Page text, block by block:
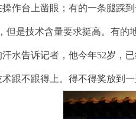
作台上凿眼；有的一条腿踩
但是技术含量要求挺高。有
水告诉记者，他今年52岁，
跟不跟得上。得不得奖放到